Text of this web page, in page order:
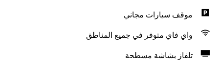
موقف سيارات مجاني
واي فاي متوفر في جميع المناطق
تلفاز بشاشة مسطحة